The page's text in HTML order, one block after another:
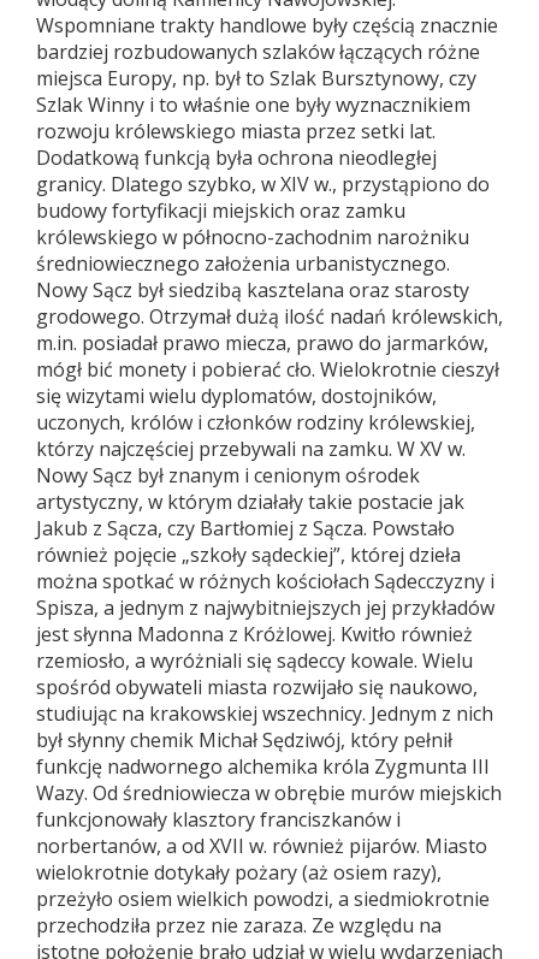
Wspomniane trakty handlowe były częścią znacznie
bardziej rozbudowanych szlaków łączących różne
miejsca Europy, np. był to Szlak Bursztynowy, czy
Szlak Winny i to właśnie one były wyznacznikiem
rozwoju królewskiego miasta przez setki lat.
Dodatkową funkcją była ochrona nieodległej
granicy. Dlatego szybko, w XIV w., przystąpiono do
budowy fortyfikacji miejskich oraz zamku
królewskiego w północno-zachodnim narożniku
średniowiecznego założenia urbanistycznego.
Nowy Sącz był siedzibą kasztelana oraz starosty
grodowego. Otrzymał dużą ilość nadań królewskich,
m.in. posiadał prawo miecza, prawo do jarmarków,
mógł bić monety i pobierać cło. Wielokrotnie cieszył
się wizytami wielu dyplomatów, dostojników,
uczonych, królów i członków rodziny królewskiej,
którzy najczęściej przebywali na zamku. W XV w.
Nowy Sącz był znanym i cenionym ośrodek
artystyczny, w którym działały takie postacie jak
Jakub z Sącza, czy Bartłomiej z Sącza. Powstało
również pojęcie „szkoły sądeckiej”, której dzieła
można spotkać w różnych kościołach Sądecczyzny i
Spisza, a jednym z najwybitniejszych jej przykładów
jest słynna Madonna z Króżlowej. Kwitło również
rzemiosło, a wyróżniali się sądeccy kowale. Wielu
spośród obywateli miasta rozwijało się naukowo,
studiując na krakowskiej wszechnicy. Jednym z nich
był słynny chemik Michał Sędziwój, który pełnił
funkcję nadwornego alchemika króla Zygmunta III
Wazy. Od średniowiecza w obrębie murów miejskich
funkcjonowały klasztory franciszkanów i
norbertanów, a od XVII w. również pijarów. Miasto
wielokrotnie dotykały pożary (aż osiem razy),
przeżyło osiem wielkich powodzi, a siedmiokrotnie
przechodziła przez nie zaraza. Ze względu na
istotne położenie brało udział w wielu wydarzeniach